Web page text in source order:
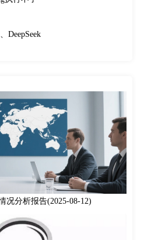
DeepSeek
况分析报告(2025-08-12)